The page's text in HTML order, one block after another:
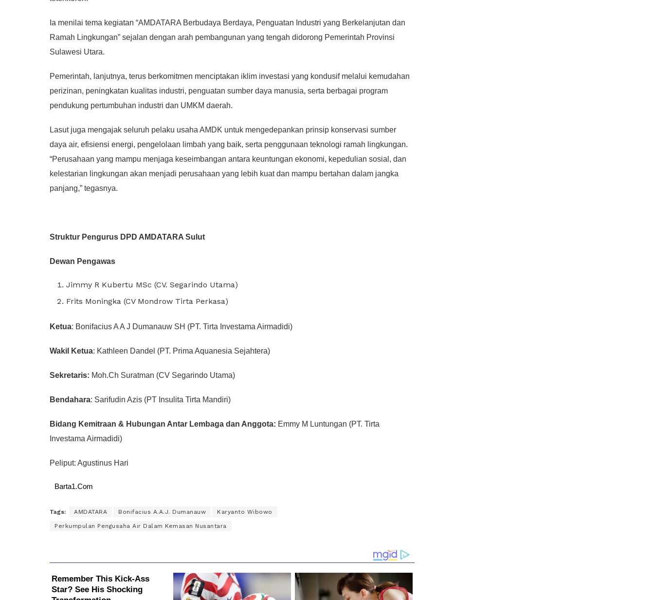
Ia menilai tema kegiatan “AMDATARA Berbudaya Berdaya, Penguatan Industri yang Berkelanjutan dan
Ramah Lingkungan” sejalan dengan arah pembangunan yang tengah didorong Pemerintah Provinsi
Sulawesi Utara.
Pemerintah, lanjutnya, terus berkomitmen menciptakan iklim investasi yang kondusif melalui kemudahan
perizinan, peningkatan kualitas industri, penguatan sumber daya manusia, serta berbagai program
pendukung pertumbuhan industri dan UMKM daerah.
Lasut juga mengajak seluruh pelaku usaha AMDK untuk mengedepankan prinsip konservasi sumber
daya air, efisiensi energi, pengelolaan limbah yang baik, serta penggunaan teknologi ramah lingkungan.
“Perusahaan yang mampu menjaga keseimbangan antara keuntungan ekonomi, kepedulian sosial, dan
kelestarian lingkungan akan menjadi perusahaan yang lebih kuat dan mampu bertahan dalam jangka
panjang,” tegasnya.
Struktur Pengurus DPD AMDATARA Sulut
Dewan Pengawas
Jimmy R Kubertu MSc (CV. Segarindo Utama)
Frits Moningka (CV Mondrow Tirta Perkasa)
Ketua: Bonifacius A A J Dumanauw SH (PT. Tirta Investama Airmadidi)
Wakil Ketua: Kathleen Dandel (PT. Prima Aquanesia Sejahtera)
Sekretaris: Moh.Ch Suratman (CV Segarindo Utama)
Bendahara: Sarifudin Azis (PT Insulita Tirta Mandiri)
Bidang Kemitraan & Hubungan Antar Lembaga dan Anggota: Emmy M Luntungan (PT. Tirta
Investama Airmadidi)
Peliput: Agustinus Hari
Barta1.Com
Tags: AMDATARA Bonifacius A.A.J. Dumanauw Karyanto Wibowo
Perkumpulan Pengusaha Air Dalam Kemasan Nusantara